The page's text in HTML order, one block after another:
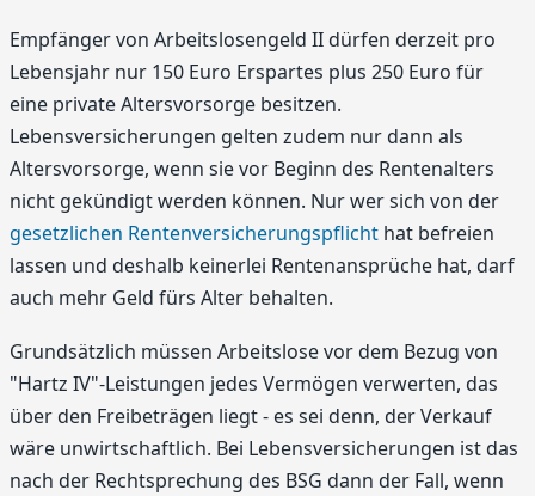
Empfänger von Arbeitslosengeld II dürfen derzeit pro
Lebensjahr nur 150 Euro Erspartes plus 250 Euro für
eine private Altersvorsorge besitzen.
Lebensversicherungen gelten zudem nur dann als
Altersvorsorge, wenn sie vor Beginn des Rentenalters
nicht gekündigt werden können. Nur wer sich von der
gesetzlichen Rentenversicherungspflicht hat befreien
lassen und deshalb keinerlei Rentenansprüche hat, darf
auch mehr Geld fürs Alter behalten.
Grundsätzlich müssen Arbeitslose vor dem Bezug von
"Hartz IV"-Leistungen jedes Vermögen verwerten, das
über den Freibeträgen liegt - es sei denn, der Verkauf
wäre unwirtschaftlich. Bei Lebensversicherungen ist das
nach der Rechtsprechung des BSG dann der Fall, wenn